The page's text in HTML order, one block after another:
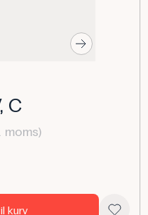
C
moms)
kurv